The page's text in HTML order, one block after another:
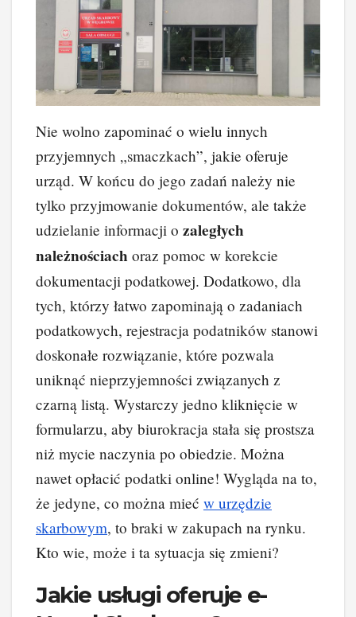
Nie wolno zapominać o wielu innych
przyjemnych „smaczkach”, jakie oferuje
urząd. W końcu do jego zadań należy nie
tylko przyjmowanie dokumentów, ale także
udzielanie informacji o zaległych
należnościach oraz pomoc w korekcie
dokumentacji podatkowej. Dodatkowo, dla
tych, którzy łatwo zapominają o zadaniach
podatkowych, rejestracja podatników stanowi
doskonałe rozwiązanie, które pozwala
uniknąć nieprzyjemności związanych z
czarną listą. Wystarczy jedno kliknięcie w
formularzu, aby biurokracja stała się prostsza
niż mycie naczynia po obiedzie. Można
nawet opłacić podatki online! Wygląda na to,
że jedyne, co można mieć w urzędzie
skarbowym, to braki w zakupach na rynku.
Kto wie, może i ta sytuacja się zmieni?
Jakie usługi oferuje e-